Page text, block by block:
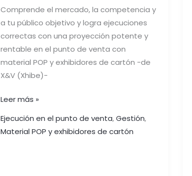
Comprende el mercado, la competencia y
a tu público objetivo y logra ejecuciones
correctas con una proyección potente y
rentable en el punto de venta con
material POP y exhibidores de cartón -de
X&V (Xhibe)-
Leer más »
Ejecución en el punto de venta,Gestión,
Material POP y exhibidores de cartón